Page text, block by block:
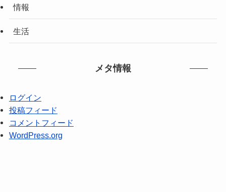
情報
生活
メタ情報
ログイン
投稿フィード
コメントフィード
WordPress.org